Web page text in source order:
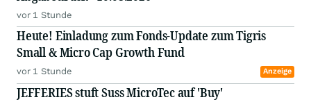
vor 1 Stunde
Heute! Einladung zum Fonds-Update zum Tigris
Small & Micro Cap Growth Fund
vor 1 Stunde Anzeige
JEFFERIES stuft Suss MicroTec auf 'Buy'